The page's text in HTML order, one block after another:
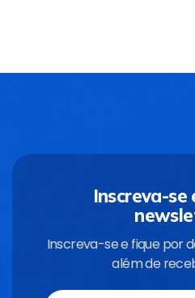
Inscreva-se
Inscreva-se e fique por
além de